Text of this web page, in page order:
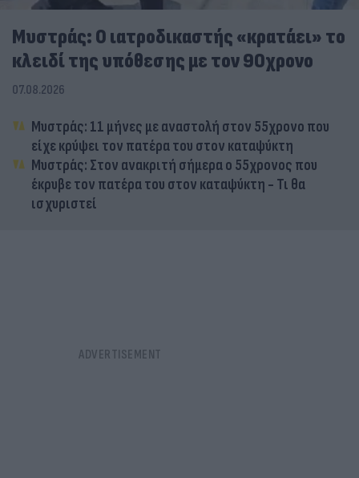
Μυστράς: Ο ιατροδικαστής «κρατάει» το
κλειδί της υπόθεσης με τον 90χρονο
07.08.2026
Μυστράς: 11 μήνες με αναστολή στον 55χρονο που
είχε κρύψει τον πατέρα του στον καταψύκτη
Μυστράς: Στον ανακριτή σήμερα ο 55χρονος που
έκρυβε τον πατέρα του στον καταψύκτη - Τι θα
ισχυριστεί